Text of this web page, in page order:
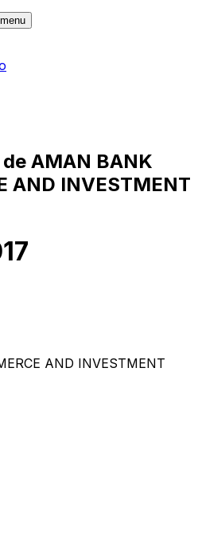
AMAN BANK
AND INVESTMENT
AND INVESTMENT